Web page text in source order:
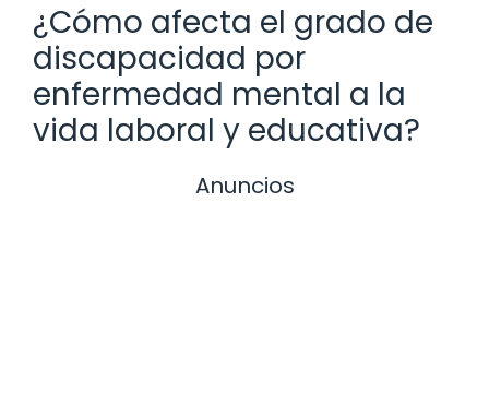
¿Cómo afecta el grado de
discapacidad por
enfermedad mental a la
vida laboral y educativa?
Anuncios